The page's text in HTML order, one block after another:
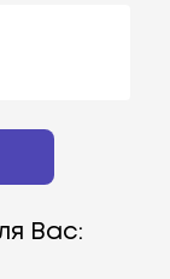
Вас: